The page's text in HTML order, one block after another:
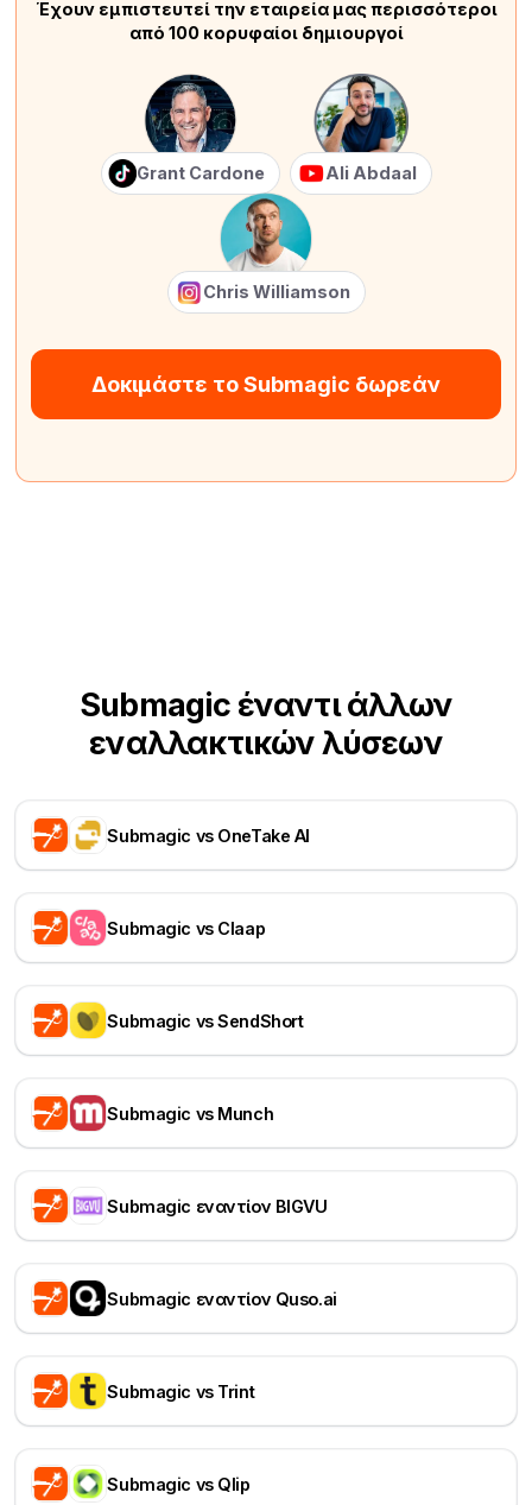
Έχουν εμπιστευτεί την εταιρεία μας περισσότεροι
από 100 κορυφαίοι δημιουργοί
Grant Cardone Ali Abdaal
Chris Williamson
Δοκιμάστε το Submagic δωρεάν
Submagic έναντι άλλων
εναλλακτικών λύσεων
Submagic vs OneTake AI
Submagic vs Claap
Submagic vs SendShort
Submagic vs Munch
Submagic εναντίον BIGVU
Submagic εναντίον Quso.ai
Submagic vs Trint
Submagic vs Qlip